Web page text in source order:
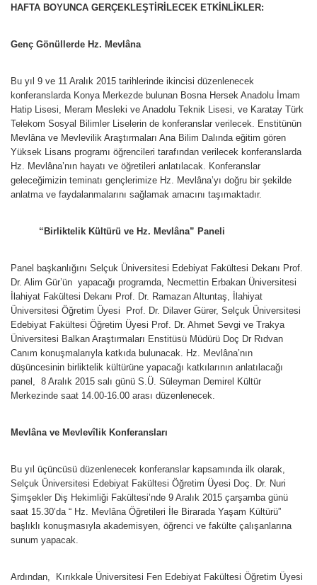
HAFTA BOYUNCA GERÇEKLEŞTİRİLECEK ETKİNLİKLER:
Genç Gönüllerde Hz. Mevlâna
Bu yıl 9 ve 11 Aralık 2015 tarihlerinde ikincisi düzenlenecek
konferanslarda Konya Merkezde bulunan Bosna Hersek Anadolu İmam
Hatip Lisesi, Meram Mesleki ve Anadolu Teknik Lisesi, ve Karatay Türk
Telekom Sosyal Bilimler Liselerin de konferanslar verilecek. Enstitünün
Mevlâna ve Mevlevilik Araştırmaları Ana Bilim Dalında eğitim gören
Yüksek Lisans programı öğrencileri tarafından verilecek konferanslarda
Hz. Mevlâna’nın hayatı ve öğretileri anlatılacak. Konferanslar
geleceğimizin teminatı gençlerimize Hz. Mevlâna’yı doğru bir şekilde
anlatma ve faydalanmalarını sağlamak amacını taşımaktadır.
“Birliktelik Kültürü ve Hz. Mevlâna” Paneli
Panel başkanlığını Selçuk Üniversitesi Edebiyat Fakültesi Dekanı Prof.
Dr. Alim Gür’ün yapacağı programda, Necmettin Erbakan Üniversitesi
İlahiyat Fakültesi Dekanı Prof. Dr. Ramazan Altuntaş, İlahiyat
Üniversitesi Öğretim Üyesi Prof. Dr. Dilaver Gürer, Selçuk Üniversitesi
Edebiyat Fakültesi Öğretim Üyesi Prof. Dr. Ahmet Sevgi ve Trakya
Üniversitesi Balkan Araştırmaları Enstitüsü Müdürü Doç Dr Rıdvan
Canım konuşmalarıyla katkıda bulunacak. Hz. Mevlâna’nın
düşüncesinin birliktelik kültürüne yapacağı katkılarının anlatılacağı
panel, 8 Aralık 2015 salı günü S.Ü. Süleyman Demirel Kültür
Merkezinde saat 14.00-16.00 arası düzenlenecek.
Mevlâna ve Mevlevîlik Konferansları
Bu yıl üçüncüsü düzenlenecek konferanslar kapsamında ilk olarak,
Selçuk Üniversitesi Edebiyat Fakültesi Öğretim Üyesi Doç. Dr. Nuri
Şimşekler Diş Hekimliği Fakültesi’nde 9 Aralık 2015 çarşamba günü
saat 15.30’da “ Hz. Mevlâna Öğretileri İle Birarada Yaşam Kültürü”
başlıklı konuşmasıyla akademisyen, öğrenci ve fakülte çalışanlarına
sunum yapacak.
Ardından, Kırıkkale Üniversitesi Fen Edebiyat Fakültesi Öğretim Üyesi